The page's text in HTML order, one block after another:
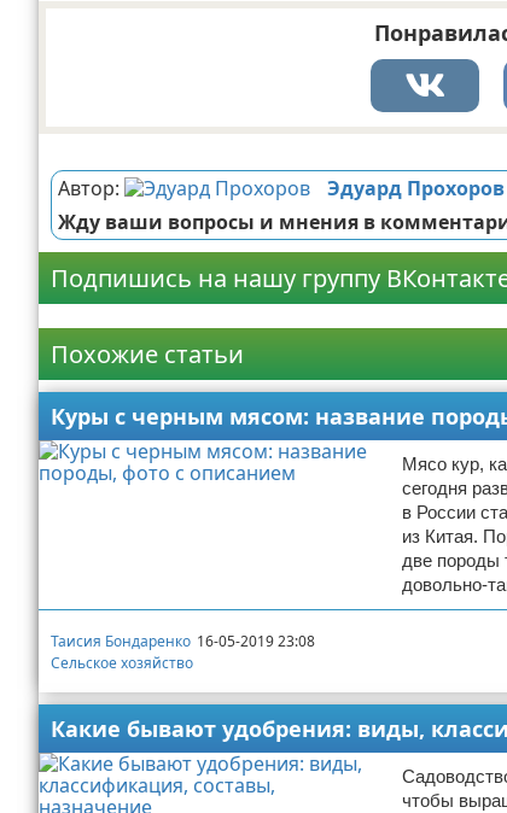
Автор: Эдуард Прохоров
Жду ваши вопросы и мнения в
Подпишись на нашу группу
Похожие статьи
Куры с черным мясом: название
Мясо кур,
сегодня
в России
из Китая.
две породы
довольно-
Таисия Бондаренко 16-05-2019 23:08
Сельское хозяйство
Какие бывают удобрения: виды,
чтобы